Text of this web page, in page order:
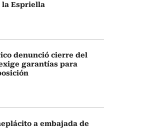
la Espriella
denunció cierre del
garantías para
a embajada de